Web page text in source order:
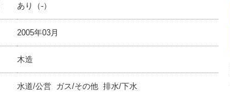
あり（-）
2005年03月
木造
水道/公営 ガス/その他 排水/下水